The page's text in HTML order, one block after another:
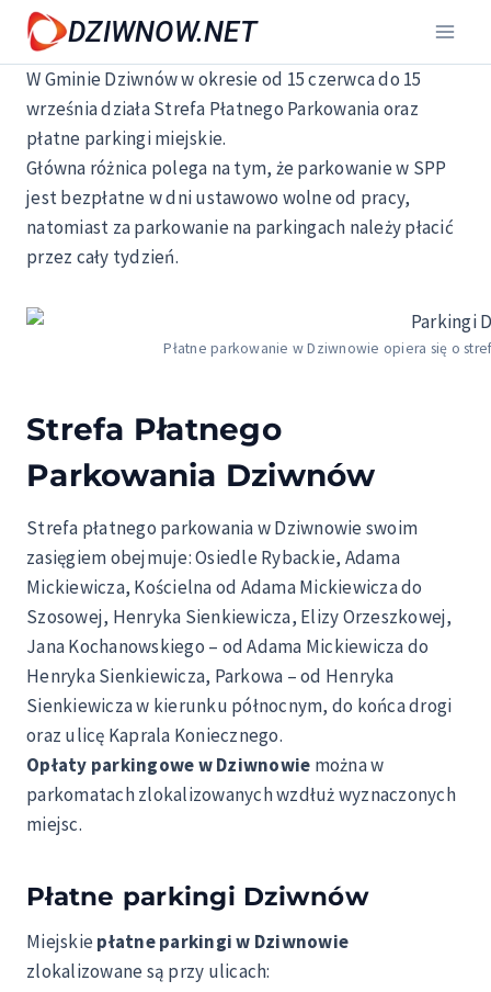
Przejdź
treści
DZIWNOW.NET
W Gminie Dziwnów w okresie od 15 czerwca do 15
września działa Strefa Płatnego Parkowania oraz
płatne parkingi miejskie.
Główna różnica polega na tym, że parkowanie w SPP
jest bezpłatne w dni ustawowo wolne od pracy,
natomiast za parkowanie na parkingach należy płacić
przez cały tydzień.
Płatne parkowanie w Dziwnowie opiera się o
Strefa Płatnego
Parkowania Dziwnów
Strefa płatnego parkowania w Dziwnowie swoim
zasięgiem obejmuje: Osiedle Rybackie, Adama
Mickiewicza, Kościelna od Adama Mickiewicza do
Szosowej, Henryka Sienkiewicza, Elizy Orzeszkowej,
Jana Kochanowskiego – od Adama Mickiewicza do
Henryka Sienkiewicza, Parkowa – od Henryka
Sienkiewicza w kierunku północnym, do końca drogi
oraz ulicę Kaprala Koniecznego.
Opłaty parkingowe w Dziwnowie można w
parkomatach zlokalizowanych wzdłuż wyznaczonych
miejsc.
Płatne parkingi Dziwnów
Miejskiepłatne parkingi w Dziwnowie
zlokalizowane są przy ulicach: